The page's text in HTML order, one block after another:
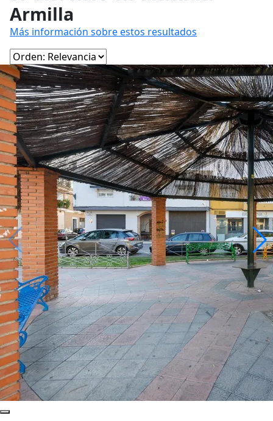
Armilla
Más información sobre estos resultados